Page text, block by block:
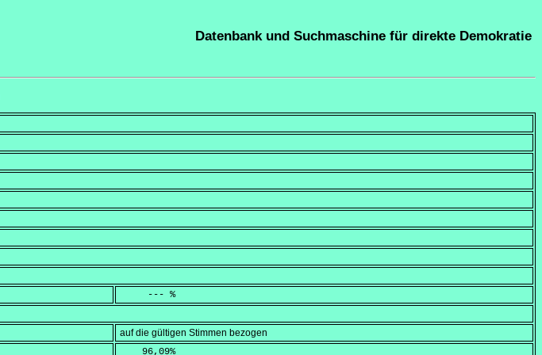
Datenbank und Suchmaschine für direkte Demokratie
     --- %
auf die gültigen Stimmen bezogen
    96,09
%